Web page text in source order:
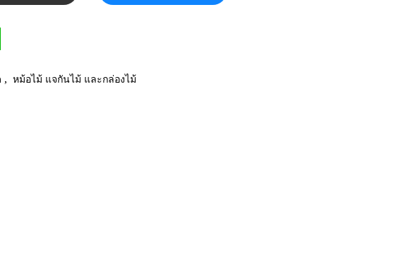
, หม้อไม้ แจกันไม้ และกล่องไม้